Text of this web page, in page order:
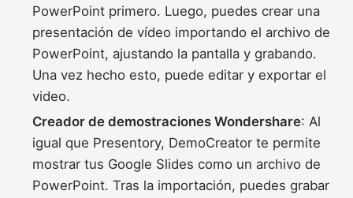
PowerPoint primero. Luego, puedes crear una
presentación de vídeo importando el archivo de
PowerPoint, ajustando la pantalla y grabando.
Una vez hecho esto, puede editar y exportar el
video.
Creador de demostraciones Wondershare: Al
igual que Presentory, DemoCreator te permite
mostrar tus Google Slides como un archivo de
PowerPoint. Tras la importación, puedes grabar